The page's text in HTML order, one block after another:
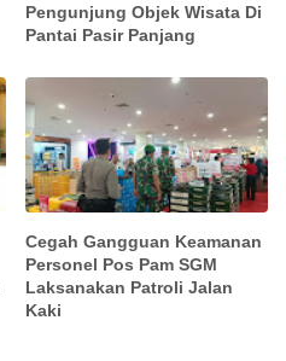
Pengunjung Objek Wisata Di
Pantai Pasir Panjang
Cegah Gangguan Keamanan
Personel Pos Pam SGM
Laksanakan Patroli Jalan
Kaki